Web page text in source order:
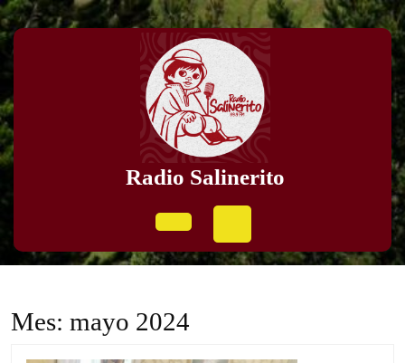
Skip
to
content
Radio Salinerito
Button
Mes: mayo 2024